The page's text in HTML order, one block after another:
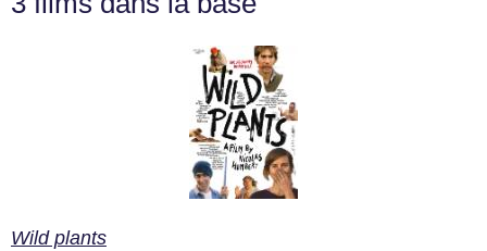
Wild plants